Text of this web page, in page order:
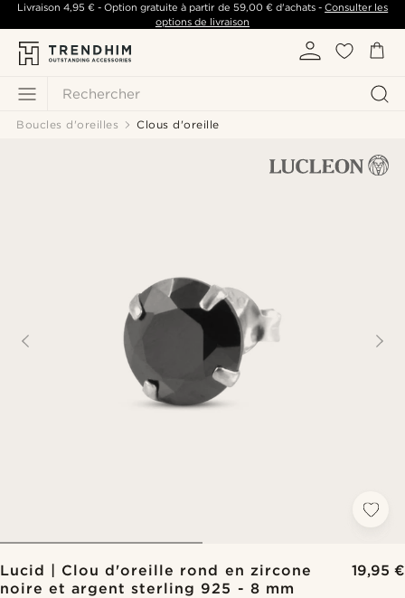
Rechercher
Livraison 4,95 €- Option gratuite à partir de 59,00 €d'achats -Consulter les
options de livraison
Boucles d'oreilles Clous d'oreille
Lucid | Clou d'oreille rond en zircone
noire et argent sterling 925 - 8 mm
19,95 €